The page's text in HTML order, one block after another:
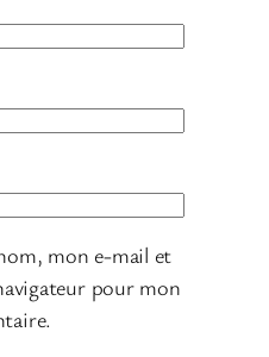
mon e-mail et
pour mon